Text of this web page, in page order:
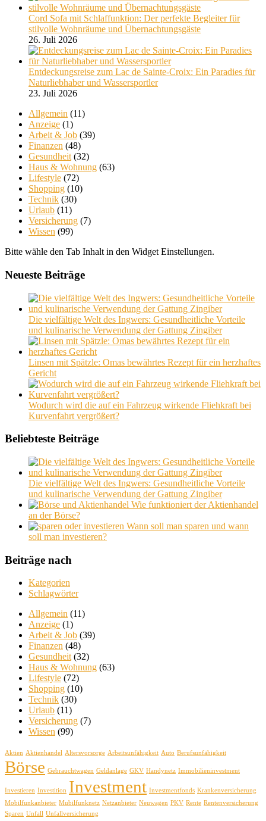
Cord Sofa mit Schlaffunktion: Der perfekte Begleiter für
stilvolle Wohnräume und Übernachtungsgäste
26. Juli 2026
Entdeckungsreise zum Lac de Sainte-Croix: Ein Paradies für
Naturliebhaber und Wassersportler
23. Juli 2026
Allgemein (11)
Anzeige (1)
Arbeit & Job (39)
Finanzen (48)
Gesundheit (32)
Haus & Wohnung (63)
Lifestyle (72)
Shopping (10)
Technik (30)
Urlaub (11)
Versicherung (7)
Wissen (99)
Bitte wähle den Tab Inhalt in den Widget Einstellungen.
Neueste Beiträge
Die vielfältige Welt des Ingwers: Gesundheitliche Vorteile
und kulinarische Verwendung der Gattung Zingiber
Linsen mit Spätzle: Omas bewährtes Rezept für ein herzhaftes
Gericht
Wodurch wird die auf ein Fahrzeug wirkende Fliehkraft bei
Kurvenfahrt vergrößert?
Beliebteste Beiträge
Die vielfältige Welt des Ingwers: Gesundheitliche Vorteile
und kulinarische Verwendung der Gattung Zingiber
Wie funktioniert der Aktienhandel
an der Börse?
Wann soll man sparen und wann
soll man investieren?
Beiträge nach
Kategorien
Schlagwörter
Allgemein (11)
Anzeige (1)
Arbeit & Job (39)
Finanzen (48)
Gesundheit(32)
Haus & Wohnung (63)
Lifestyle (72)
Shopping (10)
Technik (30)
Urlaub (11)
Versicherung (7)
Wissen (99)
Aktien Aktienhandel Altersvorsorge Arbeitsunfähigkeit Auto Berufsunfähigkeit
Börse Gebrauchtwagen Geldanlage GKV Handynetz Immobilieninvestment
Investieren Investition Investment Investmentfonds Krankenversicherung
Mobilfunkanbieter Mubilfunknetz Netzanbieter Neuwagen PKV Rente Rentenversicherung
Sparen Unfall Unfallversicherung